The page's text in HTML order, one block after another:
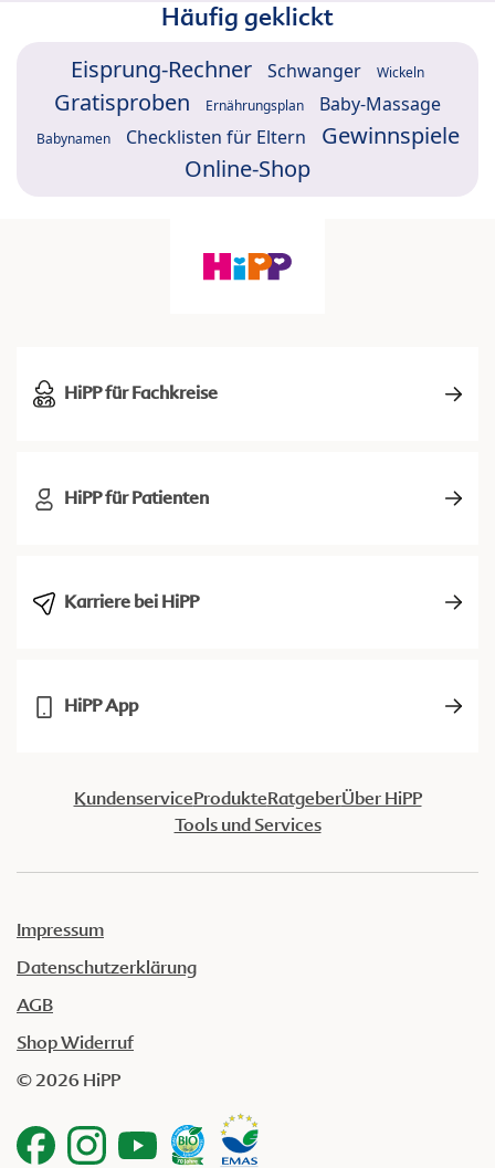
Häufig geklickt
Eisprung-Rechner Schwanger Wickeln
Gratisproben Ernährungsplan Baby-Massage
Babynamen Checklisten für Eltern
Gewinnspiele
Online-Shop
HiPP für Fachkreise
HiPP für Patienten
Karriere bei HiPP
HiPP App
KundenserviceProdukteRatgeberÜber HiPP
Tools und Services
Impressum
Datenschutzerklärung
AGB
Shop Widerruf
© 2026 HiPP